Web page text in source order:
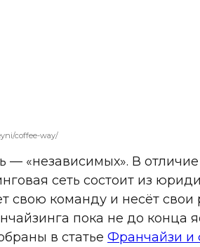
coffee-way/
— «независимых». В
сеть состоит из
свою команду и несёт
пока не до конца
в статье Франчайзи и